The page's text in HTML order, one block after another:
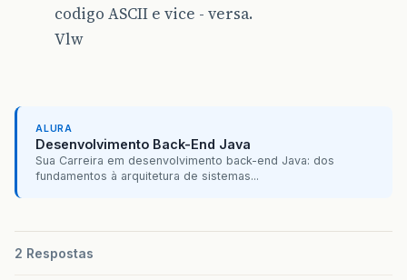
codigo ASCII e vice - versa.
Vlw
ALURA
Desenvolvimento Back-End Java
Sua Carreira em desenvolvimento back-end Java: dos
fundamentos à arquitetura de sistemas...
2 Respostas